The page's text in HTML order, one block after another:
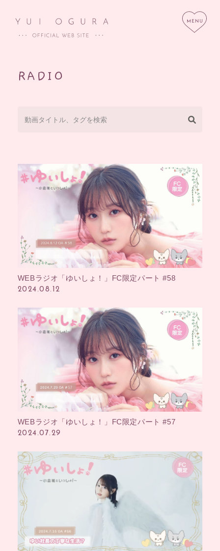
SCHEDULE
MOVIE
PHOTO
Q&A「教えてゆい
社長」
YUI'S BLOG
SHANAIHOU
MAIL&BIRTHDAY
MAIL
RADIO
WEBラジオ「ゆいしょ！」FC限定パート #58
2024.08.12
WEBラジオ「ゆいしょ！」FC限定パート #57
2024.07.29